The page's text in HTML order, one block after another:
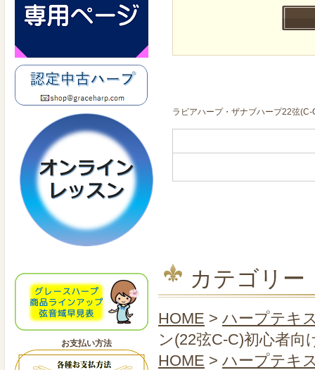
お支払い方法
ラビアハープ・ザナブハープ22弦
カテゴリー
HOME > ハープテキ
ン(22弦C-C)初心者向
HOME > ハープテキ